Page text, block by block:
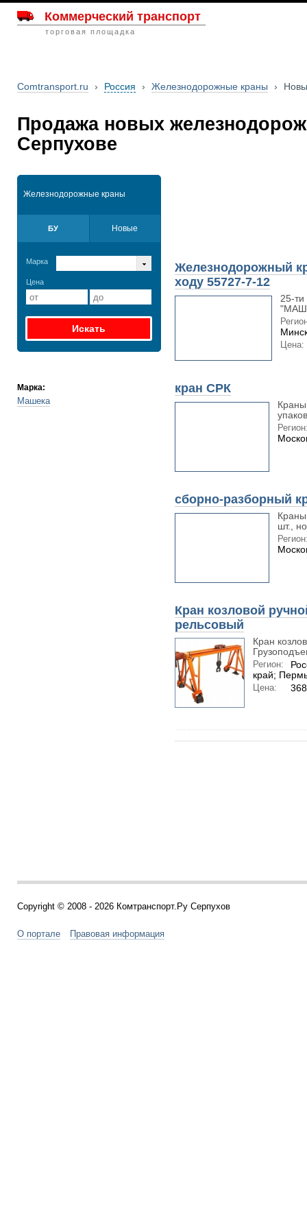
Коммерческий транспорт
торговая площадка
Comtransport.ru › Россия › Железнодорожные краны ›
Продажа новых
Серпухове
Железнодорожные краны
БУ Новые
Марка
Цена
Марка:
Машека
Железнодорожный
ходу 55727-7-12
25-
Цена:
кран СРК
сборно-разборный
шт.,
Кран козловой
рельсовый
Кран
Регион:
край;
Цена:
Copyright © 2008 - 2026 Комтранспорт.Ру Серпухов
О портале Правовая информация